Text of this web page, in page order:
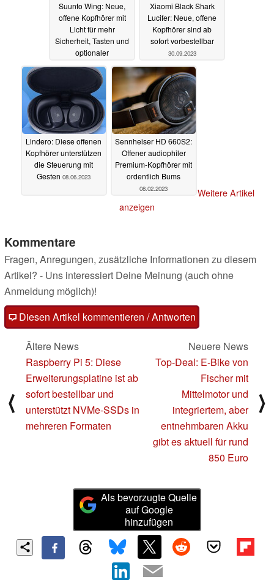
Suunto Wing: Neue,
offene Kopfhörer mit
Licht für mehr
Sicherheit, Tasten und
optionaler
Kopfschüttel-
Bedienung14.10.2023
Xiaomi Black Shark
Lucifer: Neue, offene
Kopfhörer sind ab
sofort vorbestellbar
30.09.2023
Lindero: Diese offenen
Kopfhörer unterstützen
die Steuerung mit
Gesten 08.06.2023
Sennheiser HD 660S2:
Offener audiophiler
Premium-Kopfhörer mit
ordentlich Bums
08.02.2023
Weitere Artikel
anzeigen
Kommentare
Fragen, Anregungen, zusätzliche Informationen zu diesem
Artikel? - Uns interessiert Deine Meinung (auch ohne
Anmeldung möglich)!
Diesen Artikel kommentieren / Antworten
⟨
Ältere News
Raspberry Pi 5: Diese
Erweiterungsplatine ist ab
sofort bestellbar und
unterstützt NVMe-SSDs in
mehreren Formaten
Neuere News
Top-Deal: E-Bike von
Fischer mit
Mittelmotor und
integriertem, aber
entnehmbaren Akku
gibt es aktuell für rund
850 Euro
⟩
Als bevorzugte Quelle
auf Google
hinzufügen